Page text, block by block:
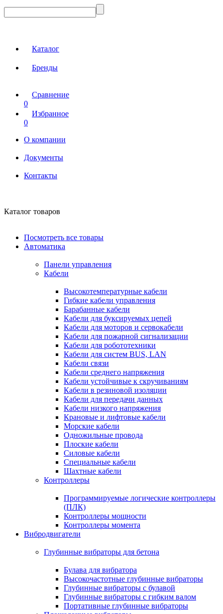
Каталог
Бренды
Сравнение
0
Избранное
0
О компании
Документы
Контакты
Каталог товаров
Посмотреть все товары
Автоматика
Панели управления
Кабели
Высокотемпературные кабели
Гибкие кабели управления
Барабанные кабели
Кабели для буксируемых цепей
Кабели для моторов и сервокабели
Кабели для пожарной сигнализации
Кабели для робототехники
Кабели для систем BUS, LAN
Кабели связи
Кабели среднего напряжения
Кабели устойчивые к скручиваниям
Кабели в резиновой изоляции
Кабели для передачи данных
Кабели низкого напряжения
Крановые и лифтовые кабели
Морские кабели
Одножильные провода
Плоские кабели
Силовые кабели
Специальные кабели
Шахтные кабели
Контроллеры
Программируемые логические контроллеры
(ПЛК)
Контроллеры мощности
Контроллеры момента
Вибродвигатели
Глубинные вибраторы для бетона
Булава для вибратора
Высокочастотные глубинные вибраторы
Глубинные вибраторы с булавой
Глубинные вибраторы с гибким валом
Портативные глубинные вибраторы